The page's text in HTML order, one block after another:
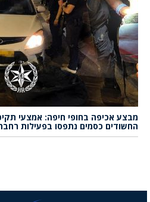
מבצע אכיפה בחופי חיפה: אמצעי
החשודים כסמים נתפסו בפעילות